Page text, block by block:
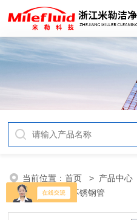
当前位置：首页 > 产品中心
管
> 卫生级不锈钢管